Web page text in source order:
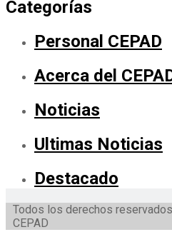
Categorías
Personal CEPAD
Acerca del
Noticias
Ultimas Noticias
Destacado
Todos los derechos
CEPAD